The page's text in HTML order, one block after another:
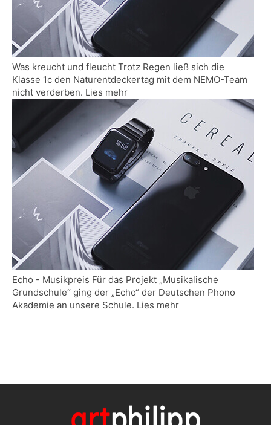
Was kreucht und fleucht Trotz Regen ließ sich die
Klasse 1c den Naturentdeckertag mit dem NEMO-Team
nicht verderben. Lies mehr
Echo - Musikpreis Für das Projekt „Musikalische
Grundschule“ ging der „Echo“ der Deutschen Phono
Akademie an unsere Schule. Lies mehr